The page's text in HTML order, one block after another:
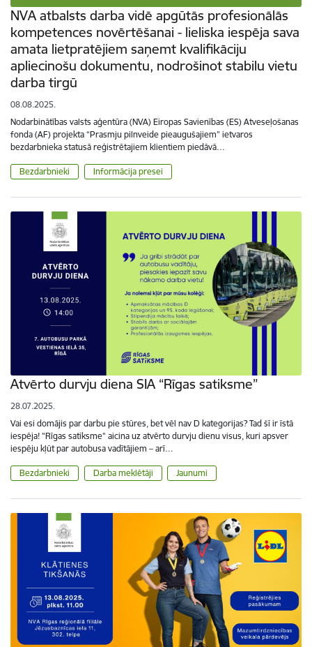
NVA atbalsts darba vidē apgūtās profesionālās
kompetences novērtēšanai - lieliska iespēja sava
amata lietpratējiem saņemt kvalifikāciju
apliecinošu dokumentu, nodrošinot stabilu vietu
darba tirgū
08.08.2025.
Nodarbinātības valsts aģentūra (NVA) Eiropas Savienības (ES) Atveseļošanas
fonda (AF) projekta “Prasmju pilnveide pieaugušajiem” ietvaros
bezdarbnieka statusā reģistrētajiem klientiem piedāvā…
Bezdarbnieki Informācija presei
Atvērto durvju diena SIA “Rīgas satiksme”
28.07.2025.
Vai esi domājis par darbu pie stūres, bet vēl nav D kategorijas? Tad šī ir īstā
iespēja! "Rīgas satiksme" aicina uz atvērto durvju dienu visus, kuri apsver
iespēju kļūt par autobusa vadītājiem – arī…
Bezdarbnieki Darba meklētāji Jaunumi